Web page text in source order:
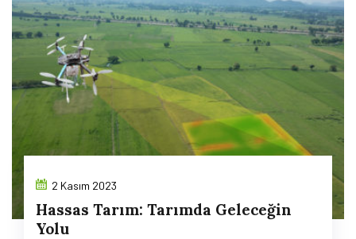
2 Kasım 2023
Hassas Tarım: Tarımda Geleceğin
Yolu